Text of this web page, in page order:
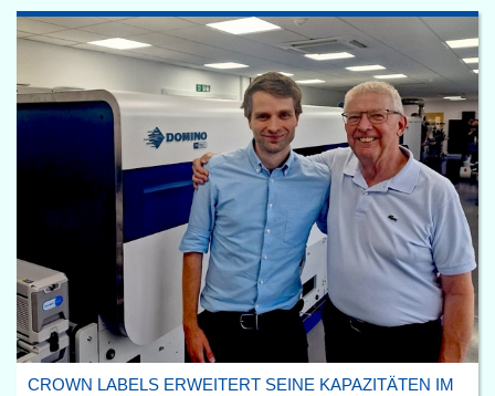
CROWN LABELS ERWEITERT SEINE KAPAZITÄTEN IM